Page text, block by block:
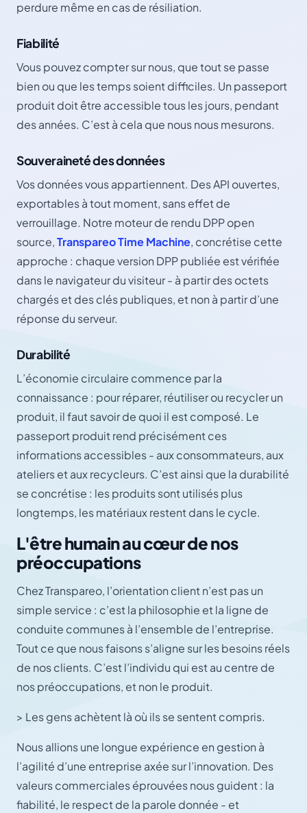
perdure même en cas de résiliation.
Fiabilité
Vous pouvez compter sur nous, que tout se passe
bien ou que les temps soient difficiles. Un passeport
produit doit être accessible tous les jours, pendant
des années. C’est à cela que nous nous mesurons.
Souveraineté des données
Vos données vous appartiennent. Des API ouvertes,
exportables à tout moment, sans effet de
verrouillage. Notre moteur de rendu DPP open
source,Transpareo Time Machine, concrétise cette
approche : chaque version DPP publiée est vérifiée
dans le navigateur du visiteur - à partir des octets
chargés et des clés publiques, et non à partir d’une
réponse du serveur.
Durabilité
L’économie circulaire commence par la
connaissance : pour réparer, réutiliser ou recycler un
produit, il faut savoir de quoi il est composé. Le
passeport produit rend précisément ces
informations accessibles - aux consommateurs, aux
ateliers et aux recycleurs. C’est ainsi que la durabilité
se concrétise : les produits sont utilisés plus
longtemps, les matériaux restent dans le cycle.
L'être humain au cœur de nos
préoccupations
Chez Transpareo, l’orientation client n’est pas un
simple service : c’est la philosophie et la ligne de
conduite communes à l’ensemble de l’entreprise.
Tout ce que nous faisons s’aligne sur les besoins réels
de nos clients. C’est l’individu qui est au centre de
nos préoccupations, et non le produit.
> Les gens achètent là où ils se sentent compris.
Nous allions une longue expérience en gestion à
l’agilité d’une entreprise axée sur l’innovation. Des
valeurs commerciales éprouvées nous guident : la
fiabilité, le respect de la parole donnée - et